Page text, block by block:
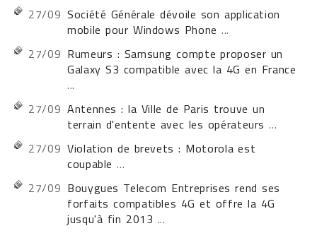
27/09 Société Générale dévoile son application
mobile pour Windows Phone ...
27/09 Rumeurs : Samsung compte proposer un
Galaxy S3 compatible avec la 4G en France
...
27/09 Antennes : la Ville de Paris trouve un
terrain d'entente avec les opérateurs ...
27/09 Violation de brevets : Motorola est
coupable ...
27/09 Bouygues Telecom Entreprises rend ses
forfaits compatibles 4G et offre la 4G
jusqu'à fin 2013 ...